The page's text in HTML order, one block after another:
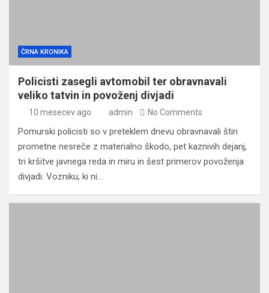
ČRNA KRONIKA
Policisti zasegli avtomobil ter obravnavali
veliko tatvin in povoženj divjadi
10 mesecev ago admin No Comments
Pomurski policisti so v preteklem dnevu obravnavali štiri
prometne nesreče z materialno škodo, pet kaznivih dejanj,
tri kršitve javnega reda in miru in šest primerov povoženja
divjadi. Vozniku, ki ni…